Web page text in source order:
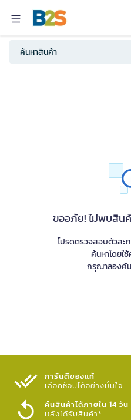
ขออภัย! ไม่พบสิน
โปรดตรวจสอบตัวสะ
ค้นหาโดยใ
กรุณาลองค้
การันตีของแท้
เลือกช้อปได้อย่างมั่นใจ​
คืนสินค้าได้ภายใน 14 วัน
หลังได้รับสินค้า*